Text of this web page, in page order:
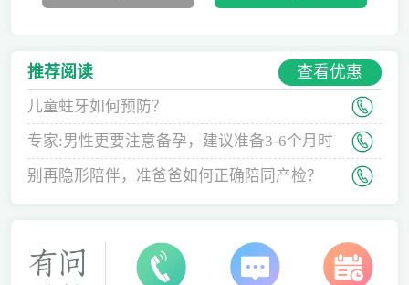
推荐阅读 查看优惠
儿童蛀牙如何预防？
专家:男性更要注意备孕，建议准备3-6个月时
间
别再隐形陪伴，准爸爸如何正确陪同产检？